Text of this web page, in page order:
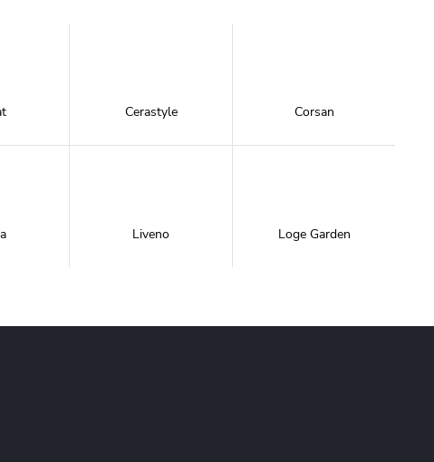
Cerastyle Corsan
Liveno Loge Garden